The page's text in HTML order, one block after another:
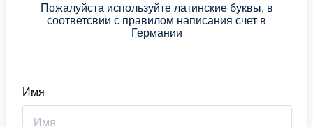
Пожалуйста используйте латинские буквы, в
соответсвии с правилом написания счет в
Германии
Имя